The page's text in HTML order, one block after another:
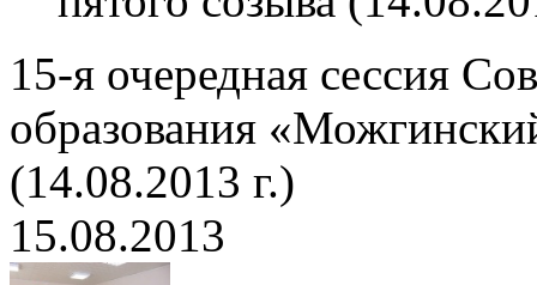
15-я очередная сессия
образования
(14.08.2013 г.)
15.08.2013